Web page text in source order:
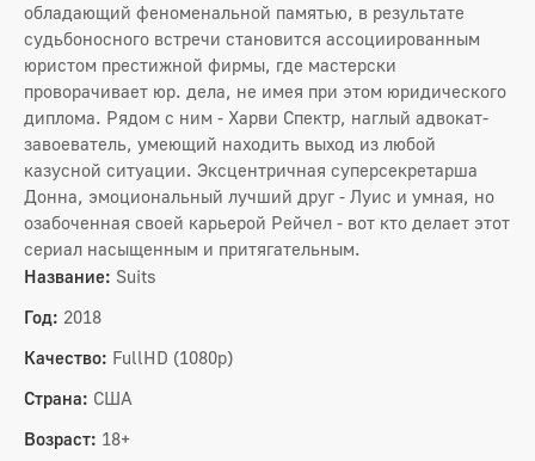
обладающий феноменальной памятью, в результате
судьбоносного встречи становится ассоциированным
юристом престижной фирмы, где мастерски
проворачивает юр. дела, не имея при этом юридического
диплома. Рядом с ним - Харви Спектр, наглый адвокат-
завоеватель, умеющий находить выход из любой
казусной ситуации. Эксцентричная суперсекретарша
Донна, эмоциональный лучший друг - Луис и умная, но
озабоченная своей карьерой Рейчел - вот кто делает этот
сериал насыщенным и притягательным.
Название: Suits
Год: 2018
Качество: FullHD (1080p)
Страна: США
Возраст: 18+